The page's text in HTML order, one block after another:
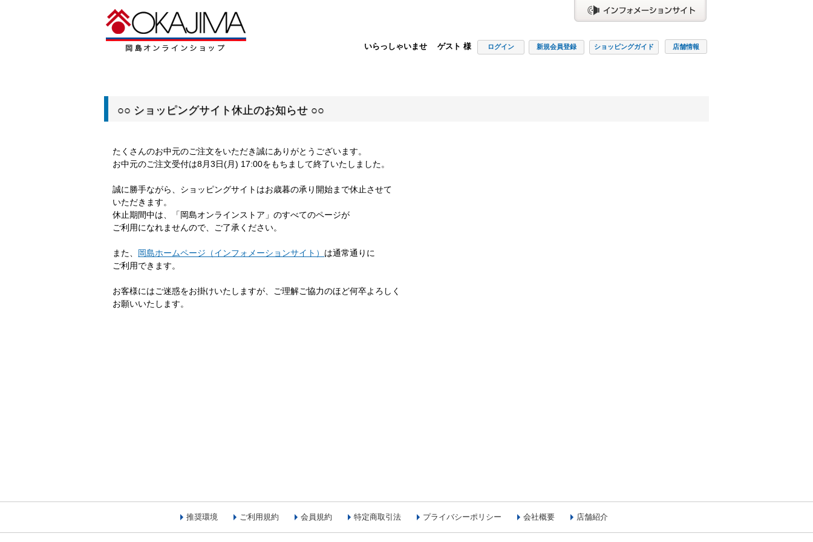
いらっしゃいませ ゲスト 様 ログイン 新規会員登録 ショッピングガイド 店舗情報
○○ ショッピングサイト休止のお知らせ ○○
たくさんのお中元のご注文をいただき誠にありがとうございます。
お中元のご注文受付は8月3日(月) 17:00をもちまして終了いたしました。
誠に勝手ながら、ショッピングサイトはお歳暮の承り開始まで休止させて
いただきます。
休止期間中は、「岡島オンラインストア」のすべてのページが
ご利用になれませんので、ご了承ください。
また、 岡島ホームページ（インフォメーションサイト） は通常通りに
ご利用できます。
お客様にはご迷惑をお掛けいたしますが、ご理解ご協力のほど何卒よろしく
お願いいたします。
推奨環境 ご利用規約 会員規約 特定商取引法 プライバシーポリシー 会社概要 店舗紹介